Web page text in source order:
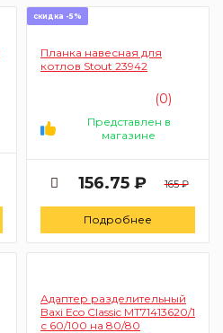
скидка -5%
Планка навесная для
котлов Stout 23942
(0)
Представлен в
магазине
156.75 ₽ 165 ₽
Подробнее
Адаптер разделительный
Baxi Eco Classic MT71413620/1
с 60/100 на 80/80